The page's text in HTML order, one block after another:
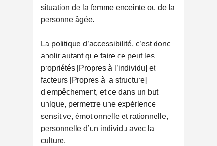
situation de la femme enceinte ou de la
personne âgée.
La politique d’accessibilité, c’est donc
abolir autant que faire ce peut les
propriétés [Propres à l’individu] et
facteurs [Propres à la structure]
d’empêchement, et ce dans un but
unique, permettre une expérience
sensitive, émotionnelle et rationnelle,
personnelle d’un individu avec la
culture.